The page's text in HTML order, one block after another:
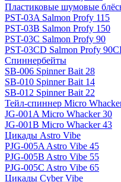
Пластиковые шумовые
PST-03A Salmon Profy 115
PST-03B Salmon Profy 150
PST-03C Salmon Profy 90
PST-03CD Salmon Profy
Спиннербейты
SB-006 Spinner Bait 28
SB-010 Spinner Bait 14
SB-012 Spinner Bait 22
Тейл-спиннер Micro
JG-001A Micro Whacker 30
JG-001B Micro Whacker 43
Цикады Astro Vibe
PJG-005A Astro Vibe 45
PJG-005B Astro Vibe 55
PJG-005C Astro Vibe 65
Цикады Cyber Vibe